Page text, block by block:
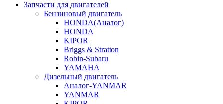
Запчасти для двигателей
Бензиновый двигатель
HONDA(Aналог)
HONDA
KIPOR
Briggs & Stratton
Robin-Subaru
YAMAHA
Дизельный двигатель
Аналог-YANMAR
YANMAR